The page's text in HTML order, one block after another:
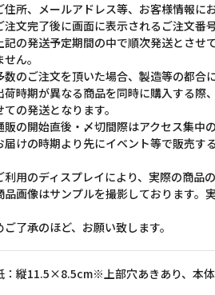
所、メールアドレス等、お客様情報に
文完了後に画面に表示されるご注文番
の発送予定期間の中で順次発送とさせ
ん。
のご注文を頂いた場合、製造等の都合
時期が異なる商品を同時に購入する際
ての発送となります。
の開始直後・〆切間際はアクセス集中
けの時期より先にイベント等で販売す
用のディスプレイにより、実際の商品
画像はサンプルを撮影しております。
ご了承のほど、お願い致します。
：縦11.5×8.5cm※上部穴あきあり、本